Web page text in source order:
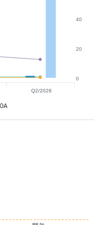
0
20
40
Q2/2026